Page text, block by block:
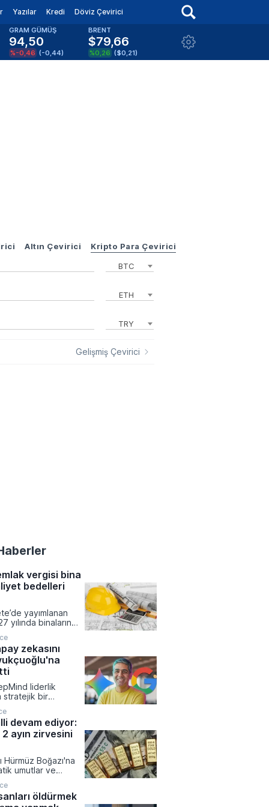
Yazılar Kredi Döviz Çevirici
GRAM GÜMÜŞ
94,50
%-0,46 (-0,44)
BRENT
$79,66
%0,26 ($0,21)
Altın Çevirici Kripto Para Çevirici
BTC
ETH
TRY
Gelişmiş Çevirici
vergisi bina
bedelleri
yayımlanan
yılında binaların
kullanılacak
maliyetleri
okullara,
grubu için
metrekare
zekasını
liderlik
stratejik bir
Kavukçuoğlu'nu
yardımcılığına
Üst Yöneticisi
tarafından
görev değişimiyle
zekâ model
ve Gemini
devam ediyor:
ayın zirvesini
Hürmüz Boğazı'na
umutlar ve
güne
haftanın zirvesine
öldürmek